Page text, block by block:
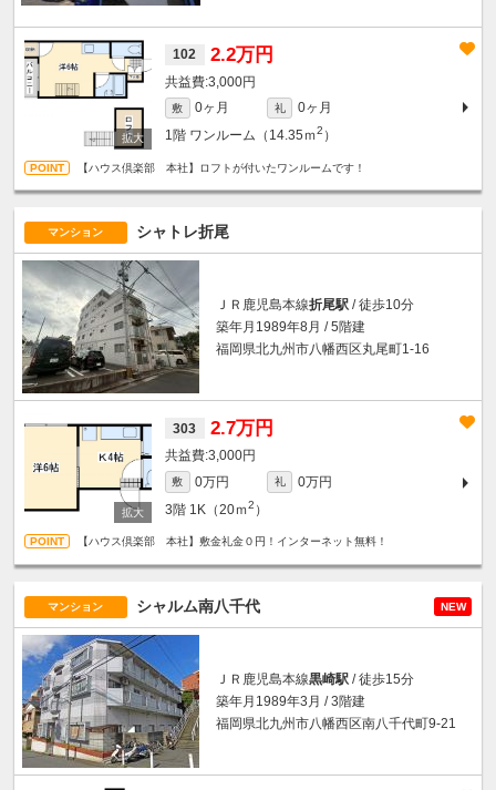
102 2.2万円
3,000円
敷 0ヶ月 礼
0ヶ月
1階 ワンルーム（14.35ｍ2 ）
【ハウス倶楽部 本社】ロフトが付いたワンルームです！
マンション シャトレ折尾
ＪＲ鹿児島本線折尾駅 / 徒歩10分
築年月1989年8月 / 5階建
福岡県北九州市八幡西区丸尾町1-16
303 2.7万円
3,000円
敷 0万円 礼
0万円
3階 1K（20ｍ2 ）
【ハウス倶楽部 本社】敷金礼金０円！インターネット無料！
マンション シャルム南八千代 NEW
ＪＲ鹿児島本線黒崎駅 / 徒歩15分
築年月1989年3月 / 3階建
福岡県北九州市八幡西区南八千代町9-21